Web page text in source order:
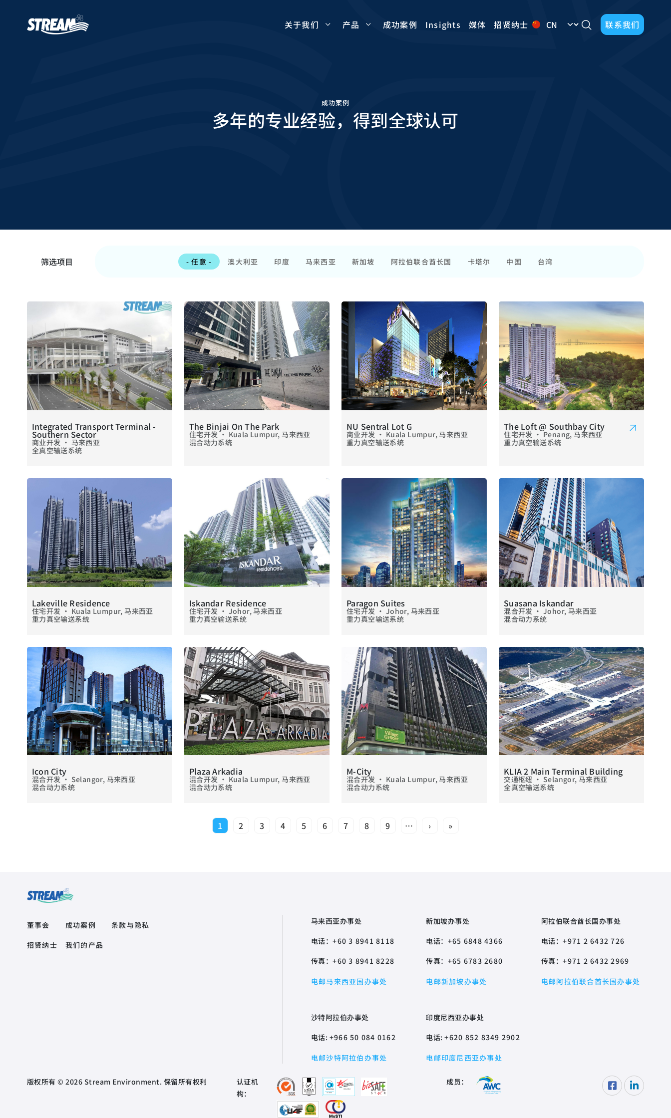
关于我们 产品 成功案例 Insights 媒体 招贤纳士 Select your language
Enquire
联系我们
成功案例
多年的专业经验，得到全球认可
筛选项目 - 任意 - 澳大利亚 印度 马来西亚 新加坡 阿拉伯联合酋长国 卡塔尔 中国 台湾
Integrated Transport Terminal -
Southern Sector
商业开发 • 马来西亚
全真空输送系统
The Binjai On The Park
住宅开发 • Kuala Lumpur, 马来西亚
混合动力系统
NU Sentral Lot G
商业开发 • Kuala Lumpur, 马来西亚
重力真空输送系统
The Loft @ Southbay City
住宅开发 • Penang, 马来西亚
重力真空输送系统
Lakeville Residence
住宅开发 • Kuala Lumpur, 马来西亚
重力真空输送系统
Iskandar Residence
住宅开发 • Johor, 马来西亚
重力真空输送系统
Paragon Suites
住宅开发 • Johor, 马来西亚
重力真空输送系统
Suasana Iskandar
混合开发 • Johor, 马来西亚
混合动力系统
Icon City
混合开发 • Selangor, 马来西亚
混合动力系统
Plaza Arkadia
混合开发 • Kuala Lumpur, 马来西亚
混合动力系统
M-City
混合开发 • Kuala Lumpur, 马来西亚
混合动力系统
KLIA 2 Main Terminal Building
交通枢纽 • Selangor, 马来西亚
全真空输送系统
当前页
1 页面
2 页面
3 页面
4 页面
5 页面
6 页面
7 页面
8 页面
9 … 下一页
› 末页
»
Quick Links
董事会
招贤纳士
Product Quick Links Footer
成功案例
我们的产品
Footer Policy
条款与隐私
马来西亚办事处
电话：+60 3 8941 8118
传真：+60 3 8941 8228
电邮马来西亚国办事处
新加坡办事处
电话： +65 6848 4366
传真： +65 6783 2680
电邮新加坡办事处
阿拉伯联合酋长国办事处
电话：+971 2 6432 726
传真：+971 2 6432 2969
电邮阿拉伯联合酋长国办事处
沙特阿拉伯办事处
电话: +966 50 084 0162
电邮沙特阿拉伯办事处
印度尼西亚办事处
电话:+620 852 8349 2902
电邮印度尼西亚办事处
成员：
认证机
构：
版权所有 © 2026 Stream Environment. 保留所有权利